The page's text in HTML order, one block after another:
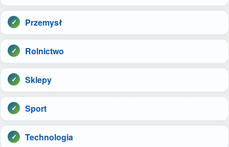
Przemysł
Rolnictwo
Sklepy
Sport
Technologia